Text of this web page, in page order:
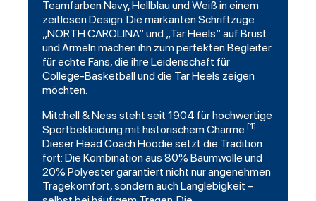
Teamfarben Navy, Hellblau und Weiß in einem
zeitlosen Design. Die markanten Schriftzüge
„NORTH CAROLINA“ und „Tar Heels“ auf Brust
und Ärmeln machen ihn zum perfekten Begleiter
für echte Fans, die ihre Leidenschaft für
College-Basketball und die Tar Heels zeigen
möchten.
Mitchell & Ness steht seit 1904 für hochwertige
Sportbekleidung mit historischem Charme [1].
Dieser Head Coach Hoodie setzt die Tradition
fort: Die Kombination aus 80% Baumwolle und
20% Polyester garantiert nicht nur angenehmen
Tragekomfort, sondern auch Langlebigkeit –